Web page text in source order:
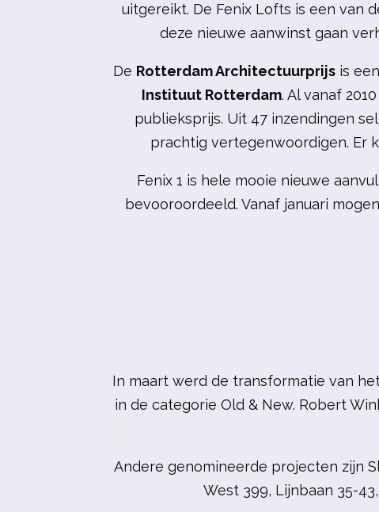
uitgereikt. De Fenix Lofts is een van
deze nieuwe aanwinst gaan
De Rotterdam Architectuurprijsis
Instituut Rotterdam. Al vanaf
publieksprijs. Uit 47 inzendingen
prachtig vertegenwoordigen. Er
Fenix 1 is hele mooie nieuwe
bevooroordeeld. Vanaf januari
In maart werd de transformatie van
in de categorie Old & New. Robert
Andere genomineerde projecten zijn
West 399, Lijnbaan 35-43,